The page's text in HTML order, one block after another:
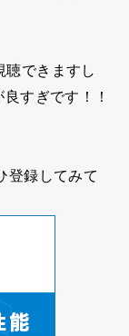
できますし
すぎです！！
登録してみて